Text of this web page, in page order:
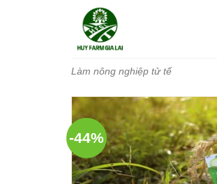
Làm nông nghiệp tử tế
-44%